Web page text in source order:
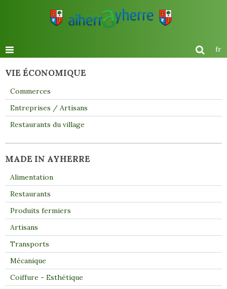
fr
VIE ÉCONOMIQUE
Commerces
Entreprises / Artisans
Restaurants du village
MADE IN AYHERRE
Alimentation
Restaurants
Produits fermiers
Artisans
Transports
Mécanique
Coiffure - Esthétique